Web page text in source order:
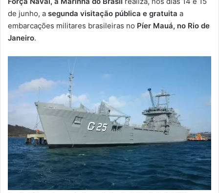
m
a
de junho, a segunda visitação pública e gratuita a
embarcações militares brasileiras no Píer Mauá, no Rio de
Janeiro.